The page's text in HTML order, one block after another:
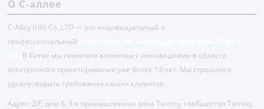
О С-аллее
C-Alley (HK) Co.,LTD — это индивидуальный и
профессиональный
В Китае мы помогаем клиентам с инновациями в области
электронного проектирования уже более 13 лет. Мы стремимся
удовлетворить требования наших клиентов.
Адрес: 2/F, дом 6, 3-я промышленная зона Тантоу, сообщество Тантоу,